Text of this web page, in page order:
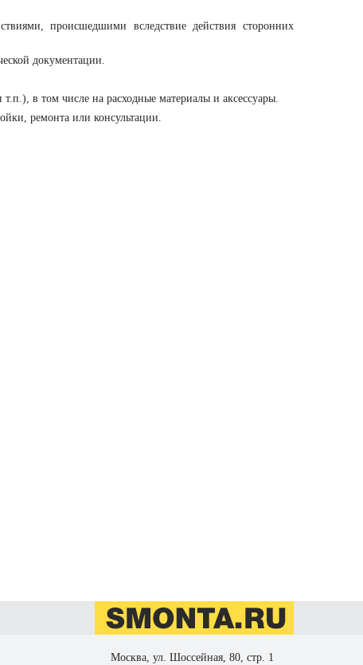
происшедшими вследствие действия сторонних
документации.
в том числе на расходные материалы и аксессуары.
ремонта или консультации.
Москва, ул. Шоссейная, 80, стр. 1